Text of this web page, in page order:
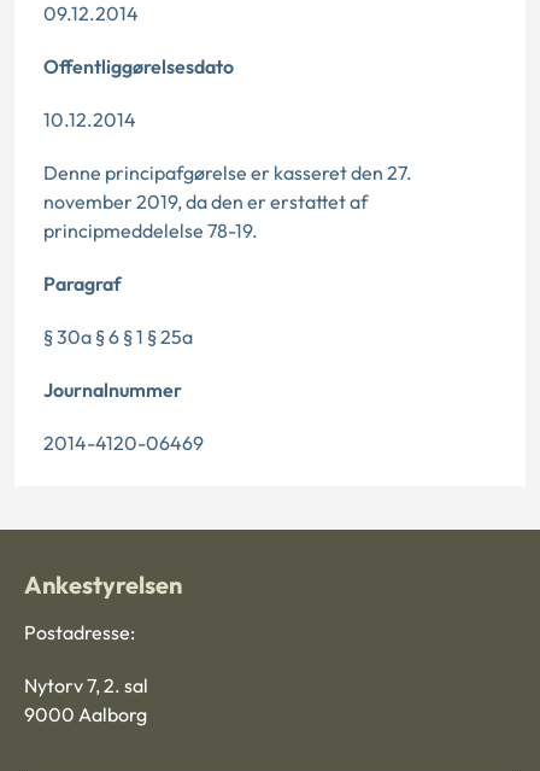
09.12.2014
Offentliggørelsesdato
10.12.2014
Denne principafgørelse er kasseret den 27.
november 2019, da den er erstattet af
principmeddelelse 78-19.
Paragraf
§ 30a § 6 § 1 § 25a
Journalnummer
2014-4120-06469
Ankestyrelsen
Postadresse:
Nytorv 7, 2. sal
9000 Aalborg